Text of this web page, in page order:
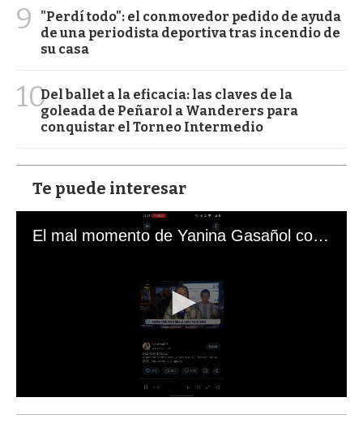
9
"Perdí todo": el conmovedor pedido de ayuda
de una periodista deportiva tras incendio de
su casa
10Del ballet a la eficacia: las claves de la
goleada de Peñarol a Wanderers para
conquistar el Torneo Intermedio
Te puede interesar
El mal momento de Yanina Gasañol con un hincha argentino en "Subrayado"
s